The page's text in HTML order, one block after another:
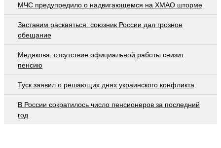
МЧС предупредило о надвигающемся на ХМАО шторме
Заставим раскаяться: союзник России дал грозное
обещание
Медякова: отсутствие официальной работы снизит
пенсию
Туск заявил о решающих днях украинского конфликта
В России сократилось число пенсионеров за последний
год